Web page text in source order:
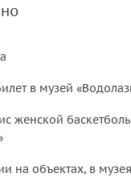
в музей
женской
на объектах, в